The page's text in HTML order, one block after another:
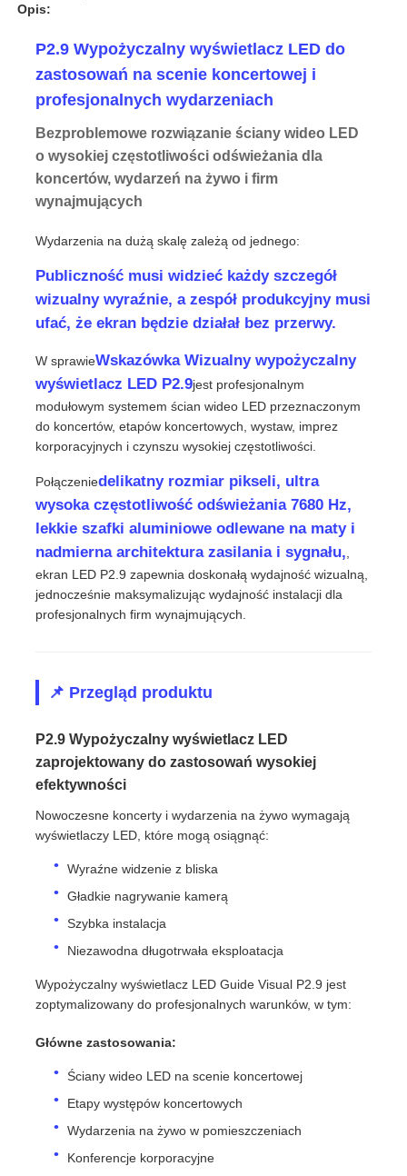
Do domu
Produkty
Filmy
Pokaz VR
Wycieczka po fabryce
Kontrola jakości
Nowości
Sprawy
Poproś o wycenę
Wyświetlacz LED do ściany wideo
Ekran wyświetlacza LED
ekran LED na koncerty
Wynajem ekranów LED
Ściana wideo LED Cob
Przezroczysty wyświetlacz LED
Opis:
P2.9 Wypożyczalny wyświetlacz LED do
zastosowań na scenie koncertowej i
profesjonalnych wydarzeniach
Bezproblemowe rozwiązanie ściany wideo LED
o wysokiej częstotliwości odświeżania dla
koncertów, wydarzeń na żywo i firm
wynajmujących
Wydarzenia na dużą skalę zależą od jednego:
Publiczność musi widzieć każdy szczegół
wizualny wyraźnie, a zespół produkcyjny musi
ufać, że ekran będzie działał bez przerwy.
W sprawieWskazówka Wizualny wypożyczalny
wyświetlacz LED P2.9jest profesjonalnym
modułowym systemem ścian wideo LED przeznaczonym
do koncertów, etapów koncertowych, wystaw, imprez
korporacyjnych i czynszu wysokiej częstotliwości.
Połączeniedelikatny rozmiar pikseli, ultra
wysoka częstotliwość odświeżania 7680 Hz,
lekkie szafki aluminiowe odlewane na maty i
nadmierna architektura zasilania i sygnału,
ekran LED P2.9 zapewnia doskonałą wydajność wizualną,
jednocześnie maksymalizując wydajność instalacji dla
profesjonalnych firm wynajmujących.
📌 Przegląd produktu
P2.9 Wypożyczalny wyświetlacz LED
zaprojektowany do zastosowań wysokiej
efektywności
Nowoczesne koncerty i wydarzenia na żywo wymagają
wyświetlaczy LED, które mogą osiągnąć:
Wyraźne widzenie z bliska
Gładkie nagrywanie kamerą
Szybka instalacja
Niezawodna długotrwała eksploatacja
Wypożyczalny wyświetlacz LED Guide Visual P2.9 jest
zoptymalizowany do profesjonalnych warunków, w tym:
Główne zastosowania:
Ściany wideo LED na scenie koncertowej
Etapy występów koncertowych
Wydarzenia na żywo w pomieszczeniach
Konferencje korporacyjne